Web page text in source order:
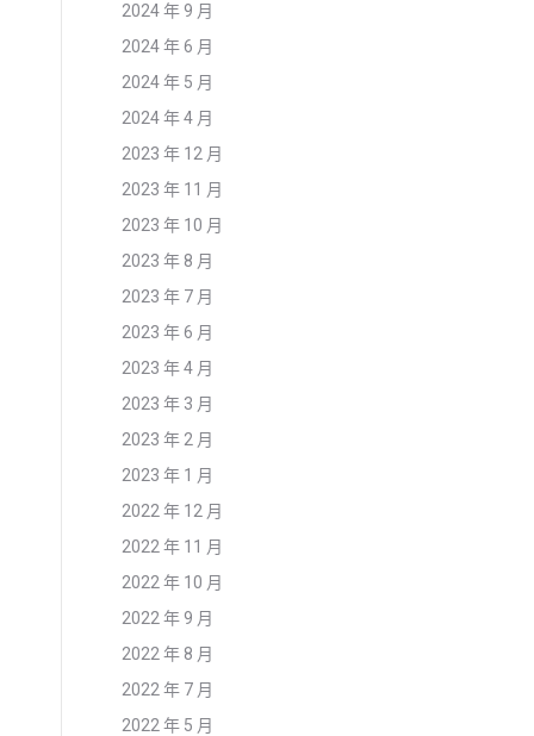
2024 年 9 月
2024 年 6 月
2024 年 5 月
2024 年 4 月
2023 年 12 月
2023 年 11 月
2023 年 10 月
2023 年 8 月
2023 年 7 月
2023 年 6 月
2023 年 4 月
2023 年 3 月
2023 年 2 月
2023 年 1 月
2022 年 12 月
2022 年 11 月
2022 年 10 月
2022 年 9 月
2022 年 8 月
2022 年 7 月
2022 年 5 月